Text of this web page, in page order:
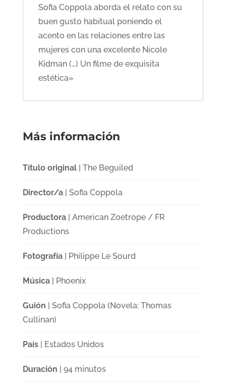
Sofia Coppola aborda el relato con su
buen gusto habitual poniendo el
acento en las relaciones entre las
mujeres con una excelente Nicole
Kidman (…) Un filme de exquisita
estética»
Más información
Título original| The Beguiled
Director/a| Sofia Coppola
Productora| American Zoetrope / FR
Productions
Fotografía| Philippe Le Sourd
Música| Phoenix
Guión | Sofia Coppola (Novela: Thomas
Cullinan)
País| Estados Unidos
Duración | 94 minutos